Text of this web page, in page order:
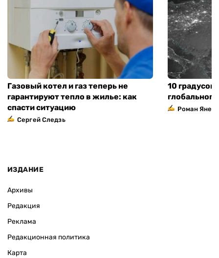
Газовый котел и газ теперь не
гарантируют тепло в жилье: как
спасти ситуацию
Сергей Следзь
10 градусов
Роман
ИЗДАНИЕ
Архивы
Редакция
Реклама
Редакционная политика
Карта